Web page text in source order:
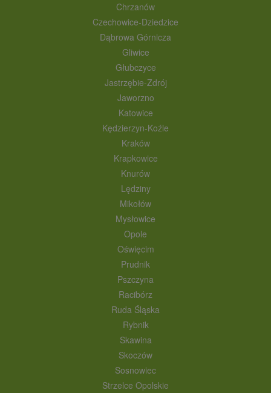
Chrzanów
Czechowice-Dziedzice
Dąbrowa Górnicza
Gliwice
Głubczyce
Jastrzębie-Zdrój
Jaworzno
Katowice
Kędzierzyn-Koźle
Kraków
Krapkowice
Knurów
Lędziny
Mikołów
Mysłowice
Opole
Oświęcim
Prudnik
Pszczyna
Racibórz
Ruda Śląska
Rybnik
Skawina
Skoczów
Sosnowiec
Strzelce Opolskie